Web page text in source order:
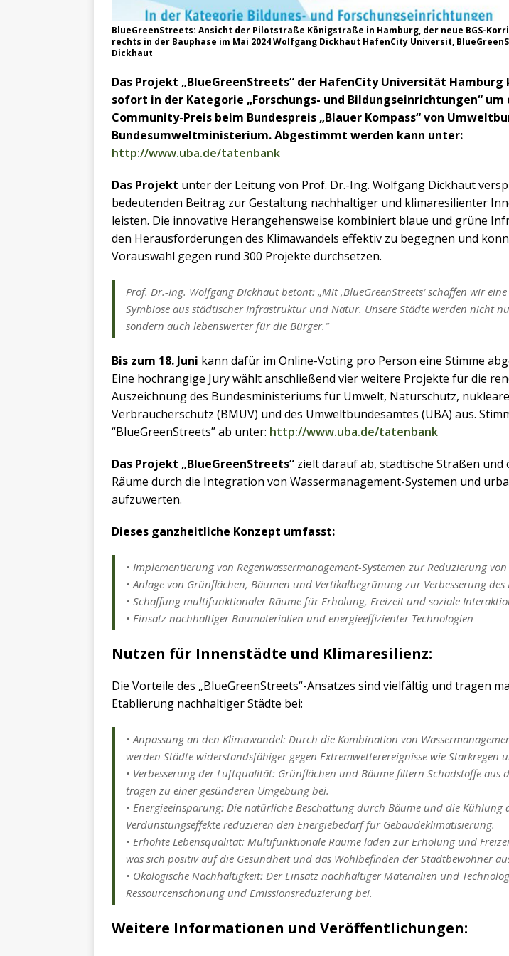
BlueGreenStreets: Ansicht der Pilotstraße Königstraße in Hamburg, der neue BGS-
rechts in der Bauphase im Mai 2024 Wolfgang Dickhaut HafenCity Universit,
Dickhaut
Das Projekt „BlueGreenStreets“ der HafenCity Universität
sofort in der Kategorie „Forschungs- und Bildungseinrichtungen“ um
Community-Preis beim Bundespreis „Blauer Kompass“ von
Bundesumweltministerium.Abgestimmt werden kann unter:
http://www.uba.de/tatenbank
Das Projekt unter der Leitung von Prof. Dr.-Ing. Wolfgang Dickhaut
bedeutenden Beitrag zur Gestaltung nachhaltiger und klimaresilienter
leisten. Die innovative Herangehensweise kombiniert blaue und grüne
den Herausforderungen des Klimawandels effektiv zu begegnen und
Vorauswahl gegen rund 300 Projekte durchsetzen.
Prof. Dr.-Ing. Wolfgang Dickhaut betont: „Mit ‚BlueGreenStreets‘ schaffen wir
Symbiose aus städtischer Infrastruktur und Natur. Unsere Städte werden nicht
sondern auch lebenswerter für die Bürger.“
Bis zum 18. Juni kann dafür im Online-Voting pro Person eine Stimme
Eine hochrangige Jury wählt anschließend vier weitere Projekte für die
Auszeichnung des Bundesministeriums für Umwelt, Naturschutz,
Verbraucherschutz (BMUV) und des Umweltbundesamtes (UBA) aus.
“BlueGreenStreets” ab unter: http://www.uba.de/tatenbank
Das Projekt „BlueGreenStreets“ zielt darauf ab, städtische Straßen und
Räume durch die Integration von Wassermanagement-Systemen und
aufzuwerten.
Dieses ganzheitliche Konzept umfasst:
• Implementierung von Regenwassermanagement-Systemen zur Reduzierung
• Anlage von Grünflächen, Bäumen und Vertikalbegrünung zur Verbesserung
• Schaffung multifunktionaler Räume für Erholung, Freizeit und soziale
• Einsatz nachhaltiger Baumaterialien und energieeffizienter Technologien
Nutzen für Innenstädte und Klimaresilienz:
Die Vorteile des „BlueGreenStreets“-Ansatzes sind vielfältig und tragen
Etablierung nachhaltiger Städte bei:
• Anpassung an den Klimawandel: Durch die Kombination von
werden Städte widerstandsfähiger gegen Extremwetterereignisse wie Starkregen
• Verbesserung der Luftqualität: Grünflächen und Bäume filtern Schadstoffe aus
tragen zu einer gesünderen Umgebung bei.
• Energieeinsparung: Die natürliche Beschattung durch Bäume und die Kühlung
Verdunstungseffekte reduzieren den Energiebedarf für Gebäudeklimatisierung.
• Erhöhte Lebensqualität: Multifunktionale Räume laden zur Erholung und
was sich positiv auf die Gesundheit und das Wohlbefinden der Stadtbewohner
• Ökologische Nachhaltigkeit: Der Einsatz nachhaltiger Materialien und
Ressourcenschonung und Emissionsreduzierung bei.
Weitere Informationen und Veröffentlichungen: